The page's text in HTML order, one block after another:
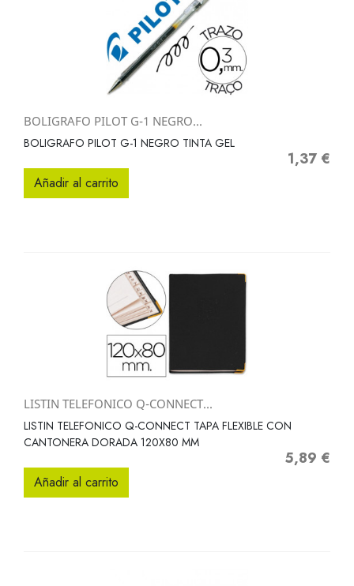
BOLIGRAFO PILOT G-1 NEGRO...
BOLIGRAFO PILOT G-1 NEGRO TINTA GEL
Precio
1,37 €
Añadir al carrito
LISTIN TELEFONICO Q-CONNECT...
LISTIN TELEFONICO Q-CONNECT TAPA FLEXIBLE CON
CANTONERA DORADA 120X80 MM
Precio
5,89 €
Añadir al carrito